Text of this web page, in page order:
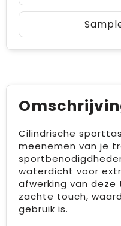
Cilindrische
meenemen van je
waterdicht voor
afwerking van
zachte touch,
gebruik is.